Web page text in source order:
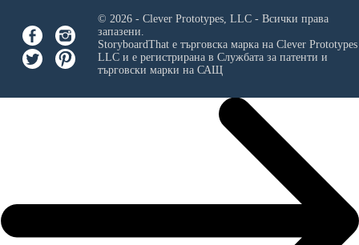
© 2026 - Clever Prototypes, LLC - Всички права
запазени.
StoryboardThat е търговска марка на Clever
LLCи е регистрирана в Службата за патенти и
търговски марки на САЩ